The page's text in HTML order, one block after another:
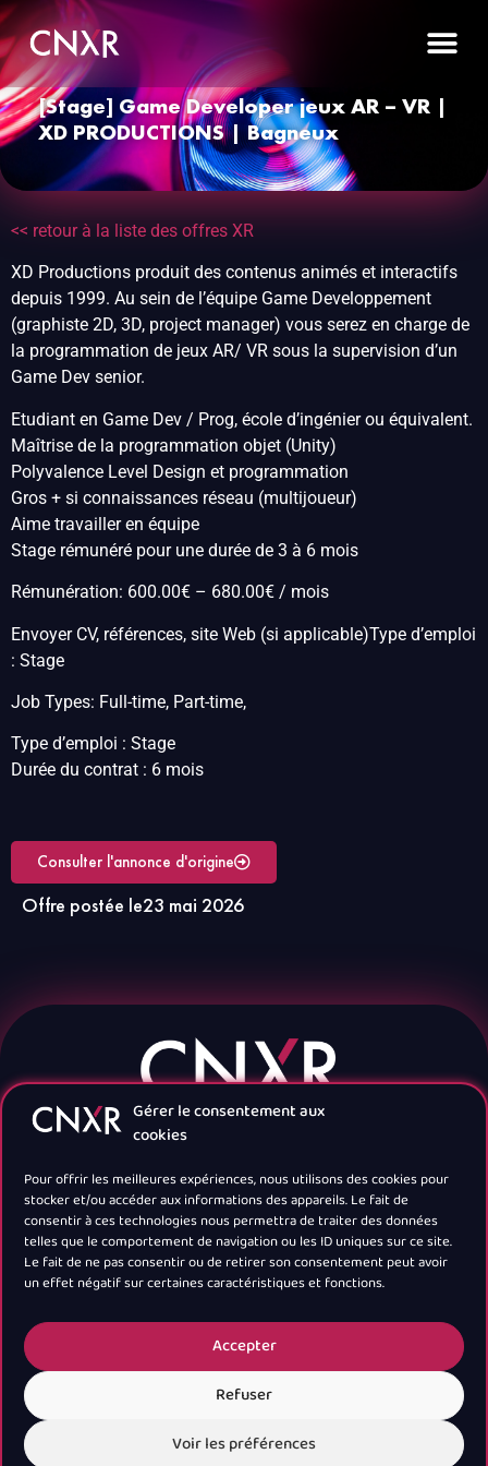
Gérer le consentement aux
cookies
Pour offrir les meilleures expériences, nous utilisons des cookies pour
stocker et/ou accéder aux informations des appareils. Le fait de
consentir à ces technologies nous permettra de traiter des données
telles que le comportement de navigation ou les ID uniques sur ce site.
Le fait de ne pas consentir ou de retirer son consentement peut avoir
un effet négatif sur certaines caractéristiques et fonctions.
Accepter
Refuser
Voir les préférences
[Stage] Game Developer jeux AR – VR |
XD PRODUCTIONS | Bagneux
<< retour à la liste des offres XR
XD Productions produit des contenus animés et interactifs
depuis 1999. Au sein de l’équipe Game Developpement
(graphiste 2D, 3D, project manager) vous serez en charge de
la programmation de jeux AR/ VR sous la supervision d’un
Game Dev senior.
Etudiant en Game Dev / Prog, école d’ingénier ou équivalent.
Maîtrise de la programmation objet (Unity)
Polyvalence Level Design et programmation
Gros + si connaissances réseau (multijoueur)
Aime travailler en équipe
Stage rémunéré pour une durée de 3 à 6 mois
Rémunération: 600.00€ – 680.00€ / mois
Envoyer CV, références, site Web (si applicable)Type d’emploi
: Stage
Job Types: Full-time, Part-time,
Type d’emploi : Stage
Durée du contrat : 6 mois
Consulter l'annonce d'origine
Offre postée le23 mai 2026
Navigation
Newsletter